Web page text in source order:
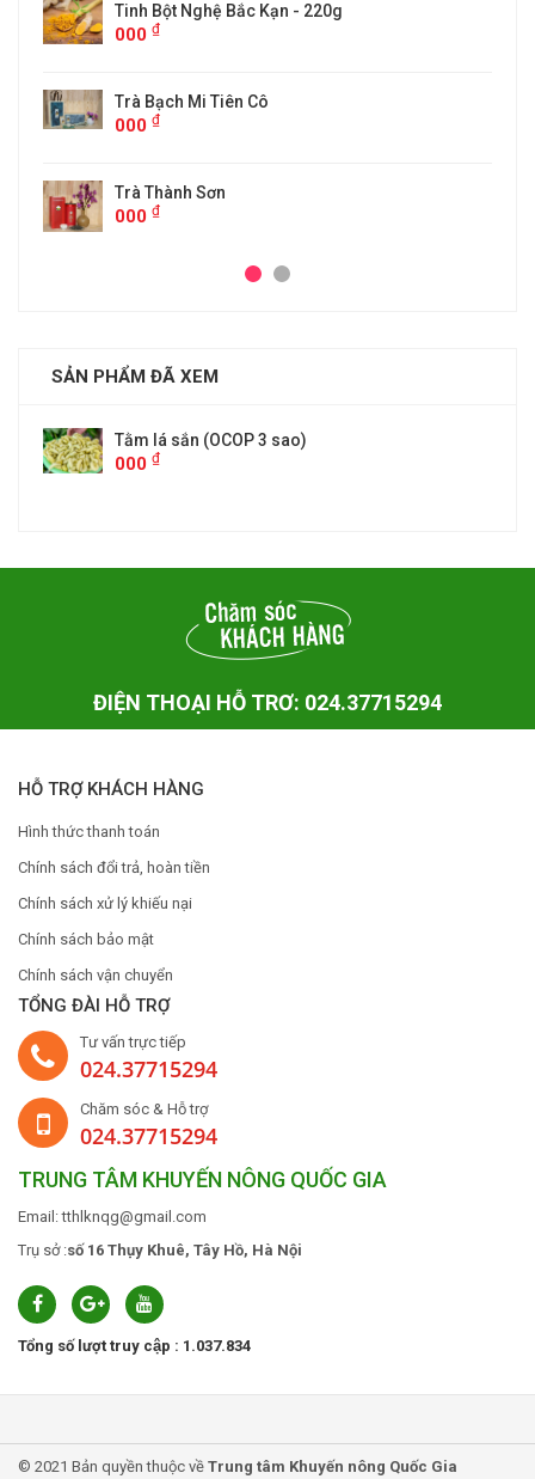
Kạn - 220g
SẢN PHẨM ĐÃ XEM
Tằm lá sắn (OCOP 3 sao)
000 ₫
ĐIỆN THOẠI HỖ TRƠ: 024.37715294
HỖ TRỢ KHÁCH HÀNG
Hình thức thanh toán
Chính sách đổi trả, hoàn tiền
Chính sách xử lý khiếu nại
Chính sách bảo mật
Chính sách vận chuyển
TỔNG ĐÀI HỖ TRỢ
Tư vấn trực tiếp
024.37715294
Chăm sóc & Hỗ trợ
024.37715294
TRUNG TÂM KHUYẾN NÔNG QUỐC GIA
Email: tthlknqg@gmail.com
Trụ sở :số 16 Thụy Khuê, Tây Hồ, Hà Nội
Tổng số lượt truy cập : 1.037.834
© 2021 Bản quyền thuộc về Trung tâm Khuyến nông Quốc Gia